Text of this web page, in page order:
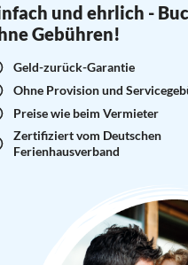
und ehrlich -
Gebühren!
Geld-zurück-Garantie
Ohne Provision und
Preise wie beim Vermieter
Zertifiziert vom Deutschen
Ferienhausverband